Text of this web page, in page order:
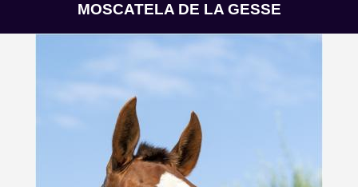
MOSCATELA DE LA GESSE